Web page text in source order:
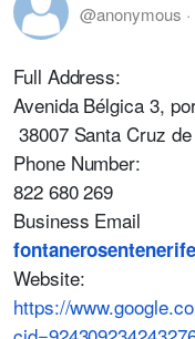
@anonymous ·
Full Address:
Avenida Bélgica 3,
38007 Santa Cruz
Phone Number:
822 680 269
Business Email
Website:
https://